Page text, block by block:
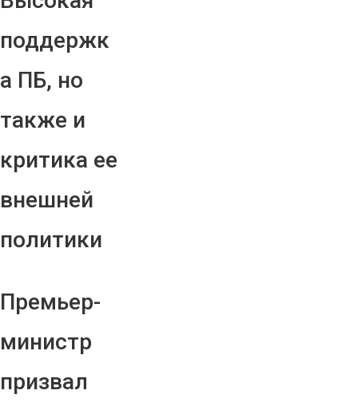
поддержк
а ПБ, но
также и
критика ее
внешней
политики
Премьер-
министр
призвал